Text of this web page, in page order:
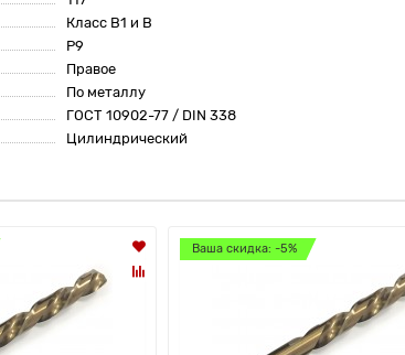
Класс В1 и В
Р9
Правое
По металлу
ГОСТ 10902-77 / DIN 338
Цилиндрический
Ваша скидка: -5%